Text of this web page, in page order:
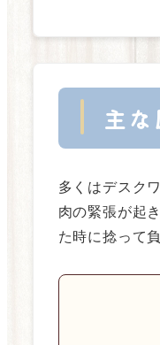
主な
多くはデスク
肉の緊張が起
た時に捻って